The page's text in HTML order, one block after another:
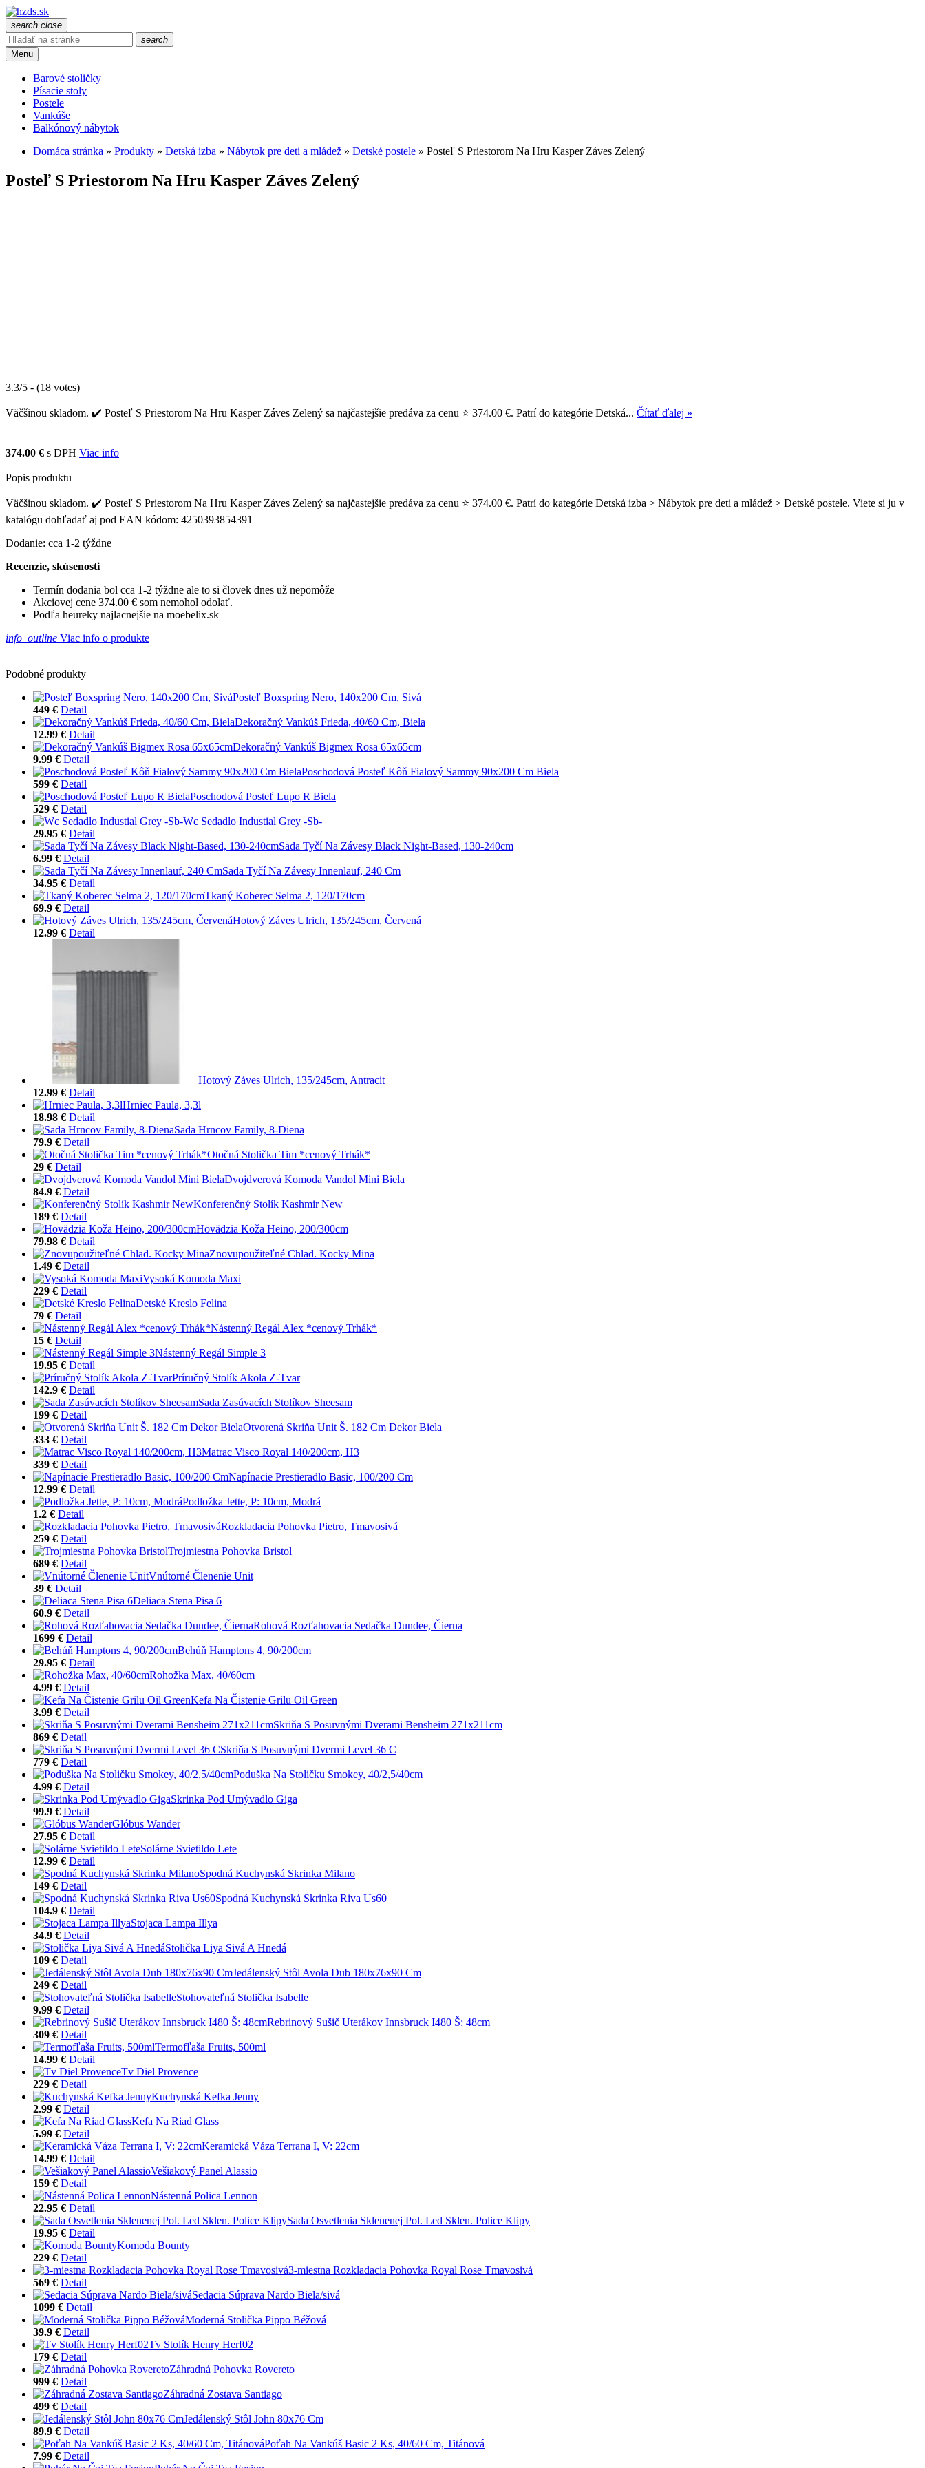
search close
search
Menu
Barové stoličky
Písacie stoly
Postele
Vankúše
Balkónový nábytok
Domáca stránka » Produkty » Detská izba » Nábytok pre deti a mládež » Detské postele » Posteľ S Priestorom Na Hru Kasper Záves Zelený
Posteľ S Priestorom Na Hru Kasper Záves Zelený
3.3/5 - (18 votes)
Väčšinou skladom. ✔️ Posteľ S Priestorom Na Hru Kasper Záves Zelený sa najčastejšie predáva za cenu ⭐ 374.00 €. Patrí do kategórie Detská... Čítať ďalej »
374.00 € s DPH Viac info
Popis produktu
Väčšinou skladom. ✔️ Posteľ S Priestorom Na Hru Kasper Záves Zelený sa najčastejšie predáva za cenu ⭐ 374.00 €. Patrí do kategórie Detská izba > Nábytok pre deti a mládež > Detské postele. Viete si ju v
katalógu dohľadať aj pod EAN kódom: 4250393854391
Dodanie: cca 1-2 týždne
Recenzie, skúsenosti
Termín dodania bol cca 1-2 týždne ale to si človek dnes už nepomôže
Akciovej cene 374.00 € som nemohol odolať.
Podľa heureky najlacnejšie na moebelix.sk
info_outline Viac info o produkte
Podobné produkty
Posteľ Boxspring Nero, 140x200 Cm, Sivá
449 € Detail
Dekoračný Vankúš Frieda, 40/60 Cm, Biela
12.99 € Detail
Dekoračný Vankúš Bigmex Rosa 65x65cm
9.99 € Detail
Poschodová Posteľ Kôň Fialový Sammy 90x200 Cm Biela
599 € Detail
Poschodová Posteľ Lupo R Biela
529 € Detail
Wc Sedadlo Industial Grey -Sb-
29.95 € Detail
Sada Tyčí Na Závesy Black Night-Based, 130-240cm
6.99 € Detail
Sada Tyčí Na Závesy Innenlauf, 240 Cm
34.95 € Detail
Tkaný Koberec Selma 2, 120/170cm
69.9 € Detail
Hotový Záves Ulrich, 135/245cm, Červená
12.99 € Detail
Hotový Záves Ulrich, 135/245cm, Antracit
12.99 € Detail
Hrniec Paula, 3,3l
18.98 € Detail
Sada Hrncov Family, 8-Diena
79.9 € Detail
Otočná Stolička Tim *cenový Trhák*
29 € Detail
Dvojdverová Komoda Vandol Mini Biela
84.9 € Detail
Konferenčný Stolík Kashmir New
189 € Detail
Hovädzia Koža Heino, 200/300cm
79.98 € Detail
Znovupoužiteľné Chlad. Kocky Mina
1.49 € Detail
Vysoká Komoda Maxi
229 € Detail
Detské Kreslo Felina
79 € Detail
Nástenný Regál Alex *cenový Trhák*
15 € Detail
Nástenný Regál Simple 3
19.95 € Detail
Príručný Stolík Akola Z-Tvar
142.9 € Detail
Sada Zasúvacích Stolíkov Sheesam
199 € Detail
Otvorená Skriňa Unit Š. 182 Cm Dekor Biela
333 € Detail
Matrac Visco Royal 140/200cm, H3
339 € Detail
Napínacie Prestieradlo Basic, 100/200 Cm
12.99 € Detail
Podložka Jette, P: 10cm, Modrá
1.2 € Detail
Rozkladacia Pohovka Pietro, Tmavosivá
259 € Detail
Trojmiestna Pohovka Bristol
689 € Detail
Vnútorné Členenie Unit
39 € Detail
Deliaca Stena Pisa 6
60.9 € Detail
Rohová Rozťahovacia Sedačka Dundee, Čierna
1699 € Detail
Behúň Hamptons 4, 90/200cm
29.95 € Detail
Rohožka Max, 40/60cm
4.99 € Detail
Kefa Na Čistenie Grilu Oil Green
3.99 € Detail
Skriňa S Posuvnými Dverami Bensheim 271x211cm
869 € Detail
Skriňa S Posuvnými Dvermi Level 36 C
779 € Detail
Poduška Na Stoličku Smokey, 40/2,5/40cm
4.99 € Detail
Skrinka Pod Umývadlo Giga
99.9 € Detail
Glóbus Wander
27.95 € Detail
Solárne Svietildo Lete
12.99 € Detail
Spodná Kuchynská Skrinka Milano
149 € Detail
Spodná Kuchynská Skrinka Riva Us60
104.9 € Detail
Stojaca Lampa Illya
34.9 € Detail
Stolička Liya Sivá A Hnedá
109 € Detail
Jedálenský Stôl Avola Dub 180x76x90 Cm
249 € Detail
Stohovateľná Stolička Isabelle
9.99 € Detail
Rebrinový Sušič Uterákov Innsbruck I480 Š: 48cm
309 € Detail
Termofľaša Fruits, 500ml
14.99 € Detail
Tv Diel Provence
229 € Detail
Kuchynská Kefka Jenny
2.99 € Detail
Kefa Na Riad Glass
5.99 € Detail
Keramická Váza Terrana I, V: 22cm
14.99 € Detail
Vešiakový Panel Alassio
159 € Detail
Nástenná Polica Lennon
22.95 € Detail
Sada Osvetlenia Sklenenej Pol. Led Sklen. Police Klipy
19.95 € Detail
Komoda Bounty
229 € Detail
3-miestna Rozkladacia Pohovka Royal Rose Tmavosivá
569 € Detail
Sedacia Súprava Nardo Biela/sivá
1099 € Detail
Moderná Stolička Pippo Béžová
39.9 € Detail
Tv Stolík Henry Herf02
179 € Detail
Záhradná Pohovka Rovereto
999 € Detail
Záhradná Zostava Santiago
499 € Detail
Jedálenský Stôl John 80x76 Cm
89.9 € Detail
Poťah Na Vankúš Basic 2 Ks, 40/60 Cm, Titánová
7.99 € Detail